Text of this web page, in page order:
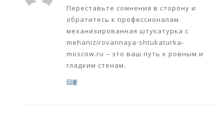
Переставьте сомнения в сторону и
обратитесь к профессионалам.
механизированная штукатурка с
mehanizirovannaya-shtukaturka-
moscow.ru – это ваш путь к ровным и
гладким стенам.
回覆